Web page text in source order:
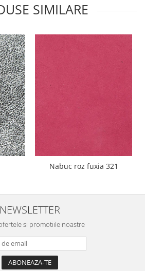
SIMILARE
Nabuc roz fuxia 321
NEWSLETTER
si promotiile noastre